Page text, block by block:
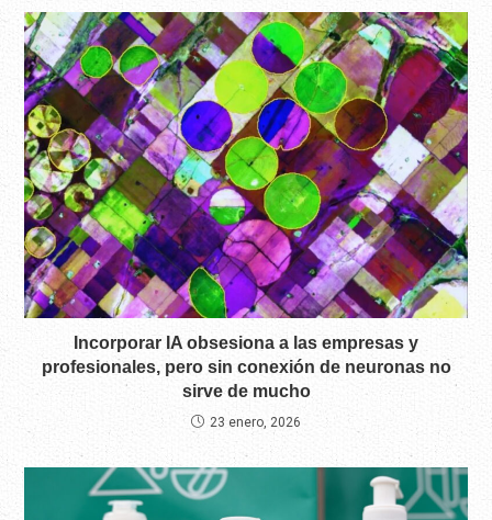
Incorporar IA obsesiona a las empresas y
profesionales, pero sin conexión de neuronas no
sirve de mucho
23 enero, 2026